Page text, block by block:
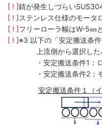
[ ! ]錆が発生しづらい
[ ! ]ステンレス仕様のモータ
[ ! ]フリーローラ幅はW-5㎜
[ ! ]※3 以下の「安定搬送条
上流側から選択し
・安定搬送条件1
・安定搬送条件2
安定搬送条件１（イ